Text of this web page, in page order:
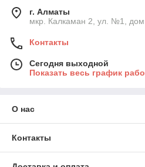
г. Алматы
мкр. Калкаман 2, ул. №1, дом
Контакты
Сегодня выходной
Показать весь график
О нас
Контакты